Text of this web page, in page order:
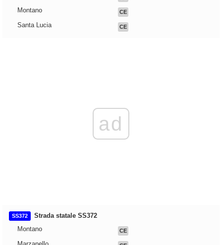
Montano CE
Santa Lucia CE
ad
SS372
Strada statale SS372
Montano
CE